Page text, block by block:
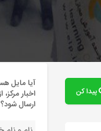
پیدا کن
آیا مایل
اخبار
ارسال شود؟